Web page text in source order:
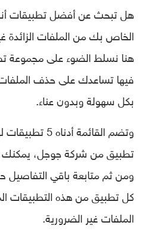
هل تبحث عن أفضل تطبيقات
الخاص بك من الملفات الزائدة
هنا نسلط الضوء على مجموعة
فيها تساعدك على حذف الملفات
بكل سهولة وبدون عناء.
وتضم القائمة
تطبيق من شركة جوجل، يمكنك
ومن ثم متابعة باقي
كل تطبيق من هذه
الملفات غير الضرورية.